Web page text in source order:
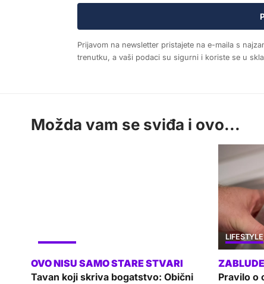
Prijavom na newsletter pristajete na e-maila s
trenutku, a vaši podaci su sigurni i koriste se u
Možda vam se sviđa i ovo...
Tavan koji skriva bogatstvo: Obični
LIFESTYLE
Pravilo o